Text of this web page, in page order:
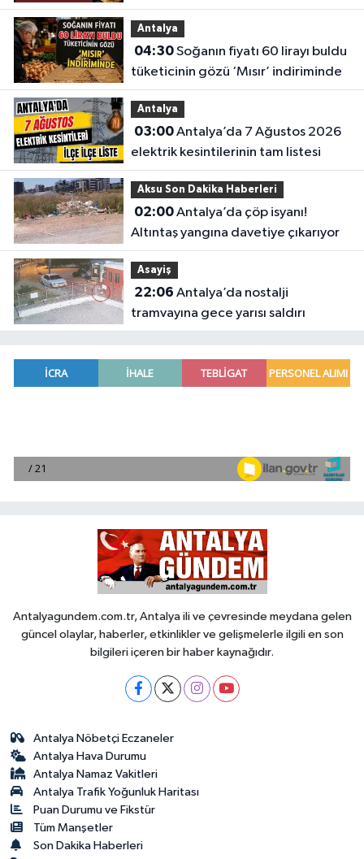
Antalya
04:30Soğanın fiyatı 60 lirayı buldu
tüketicinin gözü ‘Mısır’ indiriminde
Antalya
03:00Antalya’da 7 Ağustos 2026
elektrik kesintilerinin tam listesi
Aksu Son Dakika Haberleri
02:00Antalya’da çöp isyanı!
Altıntaş yangına davetiye çıkarıyor
Asayiş
22:06
tramvayına gece yarısı saldırı
Antalyagundem.com.tr, Antalya ili ve çevresinde meydana gelen
güncel olaylar, haberler, etkinlikler ve gelişmelerle ilgili en son
bilgileri içeren bir haber kaynağıdır.
Antalya Nöbetçi Eczaneler
Antalya Hava Durumu
Antalya Namaz Vakitleri
Antalya Trafik Yoğunluk Haritası
Puan Durumu ve Fikstür
Tüm Manşetler
Son Dakika Haberleri